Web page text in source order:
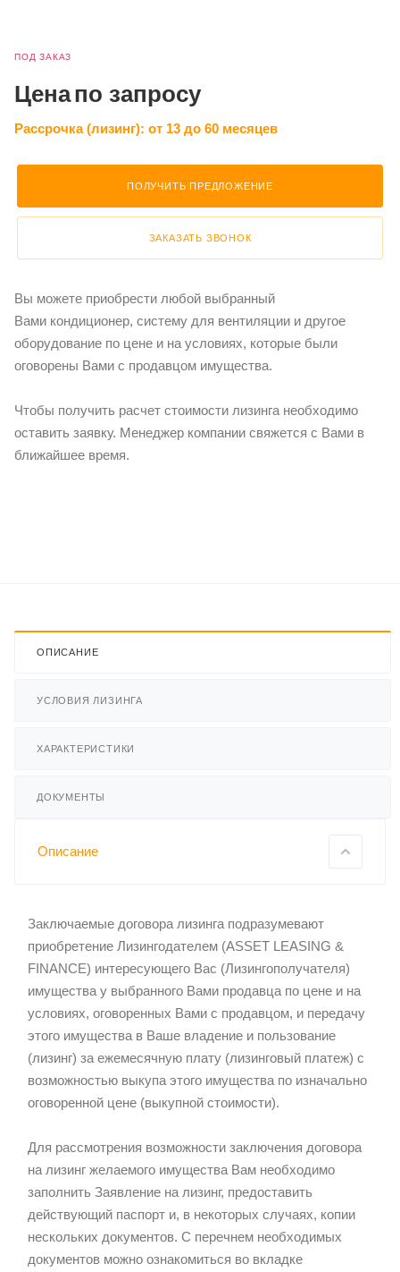
ПОД ЗАКАЗ
Ценапо запросу
Рассрочка (лизинг): от 13 до 60 месяцев
ПОЛУЧИТЬ ПРЕДЛОЖЕНИЕ
ЗАКАЗАТЬ ЗВОНОК
Вы можете приобрести любой выбранный
Вами кондиционер, систему для вентиляции и другое
оборудование по цене и на условиях, которые были
оговорены Вами с продавцом имущества.
Чтобы получить расчет стоимости лизинга необходимо
оставить заявку. Менеджер компании свяжется с Вами в
ближайшее время.
ОПИСАНИЕ
УСЛОВИЯ ЛИЗИНГА
ХАРАКТЕРИСТИКИ
ДОКУМЕНТЫ
Описание
Заключаемые договора лизинга подразумевают
приобретение Лизингодателем (ASSET LEASING &
FINANCE) интересующего Вас (Лизингополучателя)
имущества у выбранного Вами продавца по цене и на
условиях, оговоренных Вами с продавцом, и передачу
этого имущества в Ваше владение и пользование
(лизинг) за ежемесячную плату (лизинговый платеж) с
возможностью выкупа этого имущества по изначально
оговоренной цене (выкупной стоимости).
Для рассмотрения возможности заключения договора
на лизинг желаемого имущества Вам необходимо
заполнить Заявление на лизинг, предоставить
действующий паспорт и, в некоторых случаях, копии
нескольких документов. С перечнем необходимых
документов можно ознакомиться во вкладке